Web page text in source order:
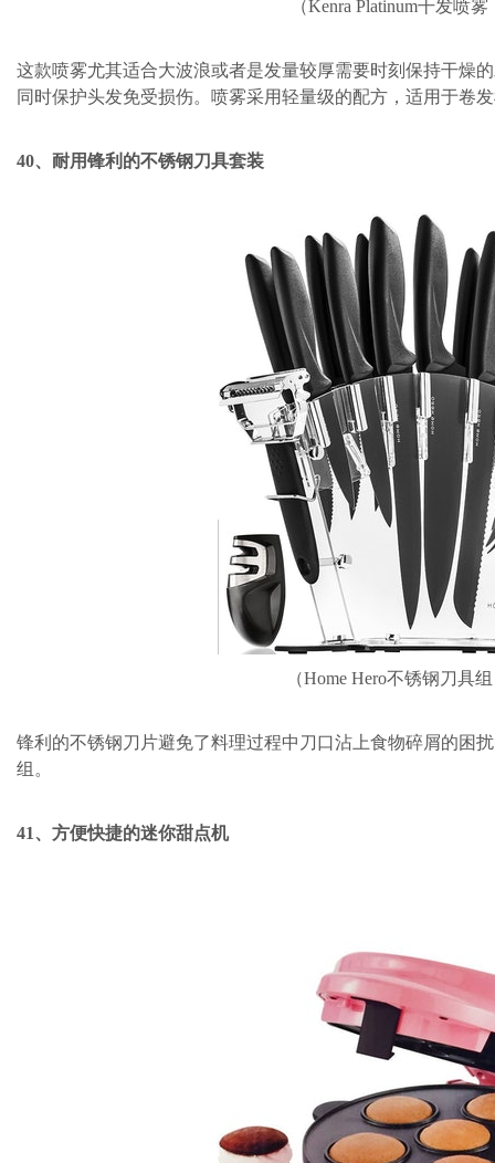
（Kenra Platinum干发喷雾
这款喷雾尤其适合大波浪或者是发量较厚需要时刻保持干燥
同时保护头发免受损伤。喷雾采用轻量级的配方，适用于卷
40、耐用锋利的不锈钢刀具套装
（Home Hero不锈钢刀具
锋利的不锈钢刀片避免了料理过程中刀口沾上食物碎屑的困
组。
41、方便快捷的迷你甜点机